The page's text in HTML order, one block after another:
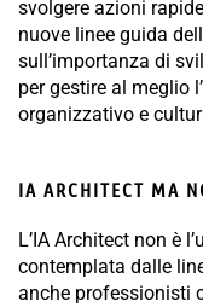
svolgere azioni
nuove linee guida
sull’importanza di
per gestire al meglio
organizzativo e
IA ARCHITECT MA
L’IA Architect non è
contemplata dalle
anche professionisti